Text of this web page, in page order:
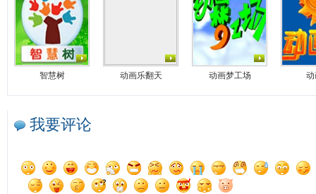
智慧树 动画乐翻天 动画梦工场 动
我要评论